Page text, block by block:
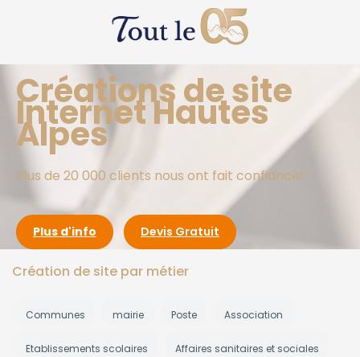
Créations de site
Internet Hautes
Alpes
Plus de 20 000 clients nous ont fait confiance!
Plus d'info Devis Gratuit
Création de site par métier
Communes mairie Poste Association
Etablissements scolaires Affaires sanitaires et sociales